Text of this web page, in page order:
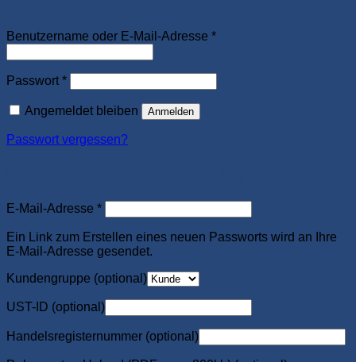
Benutzername oder E-Mail-Adresse *Erforderlich
Passwort *Erforderlich
Angemeldet bleiben Anmelden
Passwort vergessen?
E-Mail-Adresse *Erforderlich
Ein Link zum Erstellen eines neuen Passworts wird an Ihre
E-Mail-Adresse gesendet.
Kundengruppe (optional)
UST-ID (optional)
Handelsregisternummer (optional)